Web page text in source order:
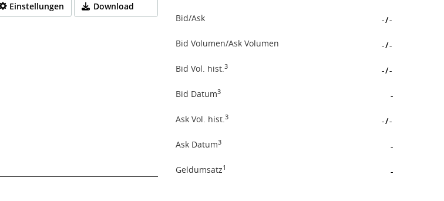
Einstellungen Download
Bid/Ask -/-
Bid Volumen/Ask Volumen -/-
Bid Vol. hist.3 -/-
Bid Datum3 -
Ask Vol. hist.3 -/-
Ask Datum3 -
Geldumsatz1 -